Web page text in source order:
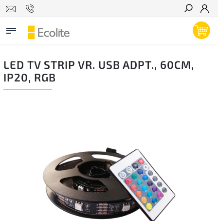
Hľadať
LED TV STRIP VR. USB ADPT., 60CM,
IP20, RGB